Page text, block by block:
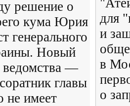
решение о
кума Юрия
генерального
Новый
ведомства —
главы
не имеет
для
и
в
о